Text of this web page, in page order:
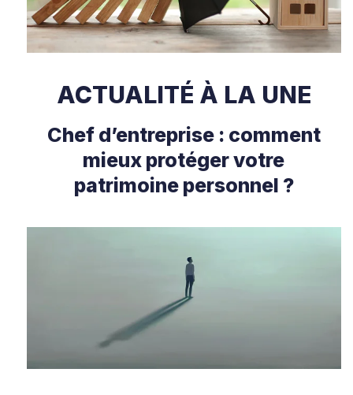
ACTUALITÉ À LA UNE
Chef d’entreprise : comment
mieux protéger votre
patrimoine personnel ?